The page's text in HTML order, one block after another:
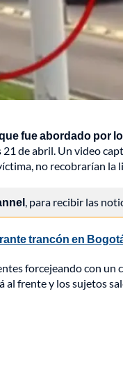
fue abordado por
de abril. Un video
no recobrarían la
, para recibir las
trancón en
forcejeando con
al frente y los sujetos